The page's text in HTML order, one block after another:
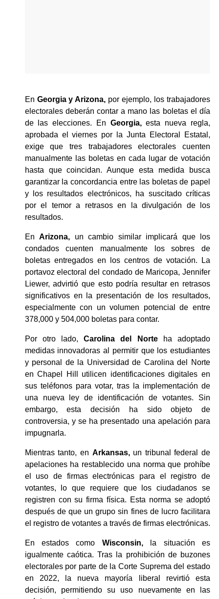
En Georgia y Arizona, por ejemplo, los trabajadores
electorales deberán contar a mano las boletas el día
de las elecciones. En Georgia, esta nueva regla,
aprobada el viernes por la Junta Electoral Estatal,
exige que tres trabajadores electorales cuenten
manualmente las boletas en cada lugar de votación
hasta que coincidan. Aunque esta medida busca
garantizar la concordancia entre las boletas de papel
y los resultados electrónicos, ha suscitado críticas
por el temor a retrasos en la divulgación de los
resultados.
En Arizona, un cambio similar implicará que los
condados cuenten manualmente los sobres de
boletas entregados en los centros de votación. La
portavoz electoral del condado de Maricopa, Jennifer
Liewer, advirtió que esto podría resultar en retrasos
significativos en la presentación de los resultados,
especialmente con un volumen potencial de entre
378,000 y 504,000 boletas para contar.
Por otro lado, Carolina del Norte ha adoptado
medidas innovadoras al permitir que los estudiantes
y personal de la Universidad de Carolina del Norte
en Chapel Hill utilicen identificaciones digitales en
sus teléfonos para votar, tras la implementación de
una nueva ley de identificación de votantes. Sin
embargo, esta decisión ha sido objeto de
controversia, y se ha presentado una apelación para
impugnarla.
Mientras tanto, en Arkansas, un tribunal federal de
apelaciones ha restablecido una norma que prohíbe
el uso de firmas electrónicas para el registro de
votantes, lo que requiere que los ciudadanos se
registren con su firma física. Esta norma se adoptó
después de que un grupo sin fines de lucro facilitara
el registro de votantes a través de firmas electrónicas.
En estados como Wisconsin, la situación es
igualmente caótica. Tras la prohibición de buzones
electorales por parte de la Corte Suprema del estado
en 2022, la nueva mayoría liberal revirtió esta
decisión, permitiendo su uso nuevamente en las